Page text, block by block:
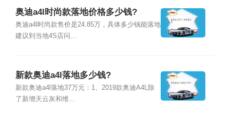
奥迪a4l时尚款落地价格多少钱?
奥迪a4l时尚款售价是24.85万，具体多少钱能落地
建议到当地4S店问...
新款奥迪a4l落地多少钱?
新款奥迪a4l落地37万元：1、2019款奥迪A4L除
了新增天云灰和维...